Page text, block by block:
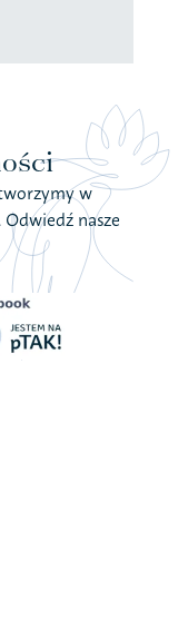
w
Odwiedź nasze